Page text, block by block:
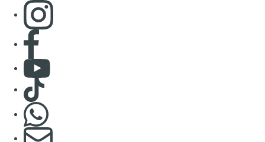
Consulter page Instagram
Consulter page Facebook
Consulter Youtube
Consulter TikTok
S'abonner à notre newsletter